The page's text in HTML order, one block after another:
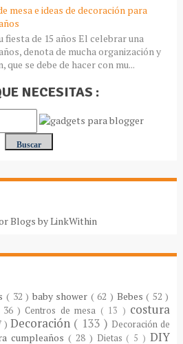
mesa e ideas de decoración para
fiesta de 15 años El celebrar una
denota de mucha organización y
que se debe de hacer con mu...
NECESITAS :
( 32 ) baby shower ( 62 ) Bebes( 52 )
) Centros de mesa ( 13 ) costura
)Decoración ( 133 ) Decoración de
cumpleaños( 28 ) Dietas ( 5 )DIY